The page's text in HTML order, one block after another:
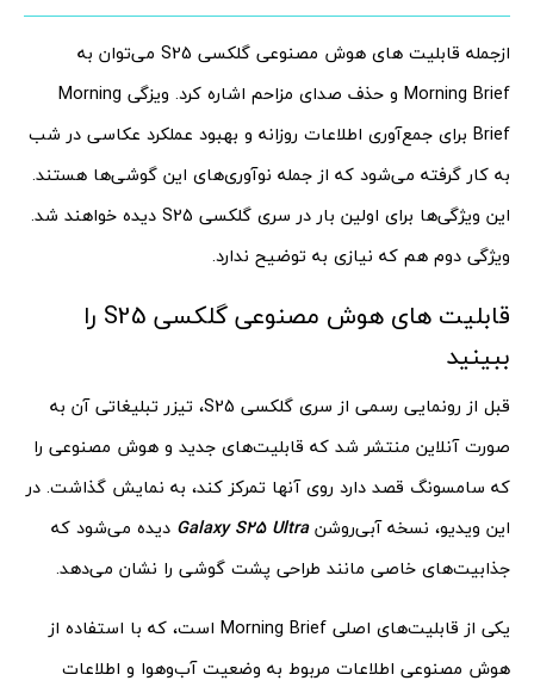
ازجمله قابلیت‌ های هوش مصنوعی گلکسی S25 می‌توان به
Morning Brief و حذف صدای مزاحم اشاره کرد. ویزگی Morning
Brief برای جمع‌آوری اطلاعات روزانه و بهبود عملکرد عکاسی در شب
به کار گرفته می‌شود که از جمله نوآوری‌های این گوشی‌ها هستند.
این ویژگی‌ها برای اولین بار در سری گلکسی S25 دیده خواهند شد.
ویژگی دوم هم که نیازی به توضیح ندارد.
قابلیت‌ های هوش مصنوعی گلکسی S25 را
ببینید
قبل از رونمایی رسمی از سری گلکسی S25، تیزر تبلیغاتی آن به‌
صورت آنلاین منتشر شد که قابلیت‌های جدید و هوش مصنوعی را
که سامسونگ قصد دارد روی آنها تمرکز کند، به نمایش گذاشت. در
این ویدیو، نسخه آبی‌روشنGalaxy S25 Ultra دیده می‌شود که
جذابیت‌های خاصی مانند طراحی پشت گوشی را نشان می‌دهد.
یکی از قابلیت‌های اصلی Morning Brief است، که با استفاده از
هوش مصنوعی اطلاعات مربوط به وضعیت آب‌وهوا و اطلاعات